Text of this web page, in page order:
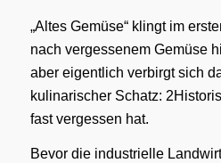
„Altes Gemüse“ klingt im
nach vergessenem Gemüse
aber eigentlich verbirgt sich
kulinarischer Schatz:
fast vergessen hat.
Bevor die industrielle